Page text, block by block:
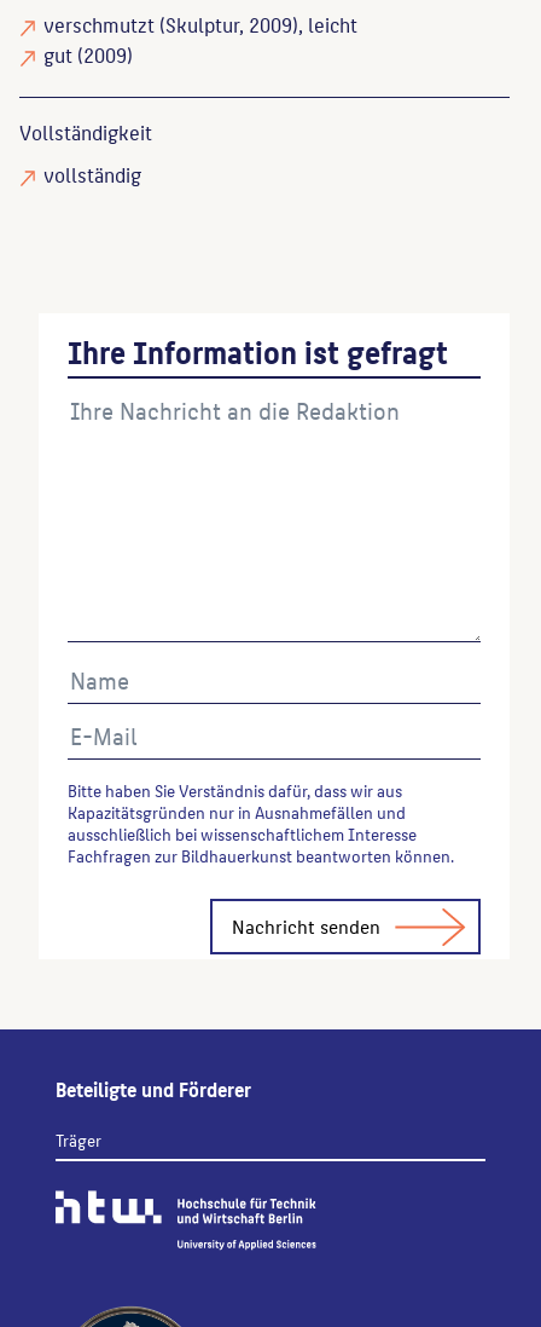
verschmutzt(Skulptur, 2009), leicht
gut(2009)
Vollständigkeit
vollständig
Ihre Information ist gefragt
Bitte haben Sie Verständnis dafür, dass wir aus
Kapazitätsgründen nur in Ausnahmefällen und
ausschließlich bei wissenschaftlichem Interesse
Fachfragen zur Bildhauerkunst beantworten können.
Beteiligte und Förderer
Träger